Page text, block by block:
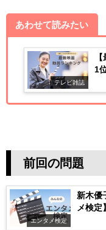
あわせて読みたい
テレビ雑誌
1
前回の問題
エンタメ検定
新木優
メ検定】